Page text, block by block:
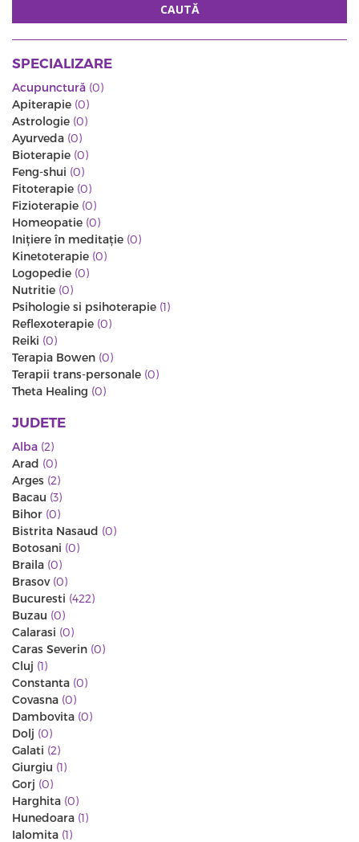
CAUTĂ
SPECIALIZARE
Acupunctură (0)
Apiterapie (0)
Astrologie (0)
Ayurveda (0)
Bioterapie (0)
Feng-shui (0)
Fitoterapie (0)
Fizioterapie (0)
Homeopatie (0)
Iniţiere în meditaţie (0)
Kinetoterapie (0)
Logopedie (0)
Nutritie (0)
Psihologie si psihoterapie (1)
Reflexoterapie (0)
Reiki (0)
Terapia Bowen (0)
Terapii trans-personale (0)
Theta Healing (0)
JUDETE
Alba (2)
Arad (0)
Arges (2)
Bacau (3)
Bihor (0)
Bistrita Nasaud (0)
Botosani (0)
Braila (0)
Brasov (0)
Bucuresti (422)
Buzau (0)
Calarasi (0)
Caras Severin (0)
Cluj (1)
Constanta (0)
Covasna (0)
Dambovita (0)
Dolj (0)
Galati (2)
Giurgiu (1)
Gorj (0)
Harghita (0)
Hunedoara (1)
Ialomita (1)